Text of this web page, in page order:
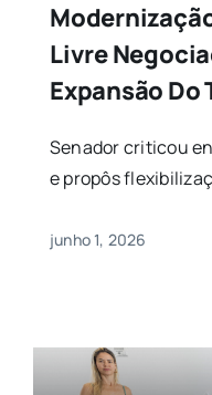
Livre
Expansão
Senador criticou
e propôs
junho 1, 2026